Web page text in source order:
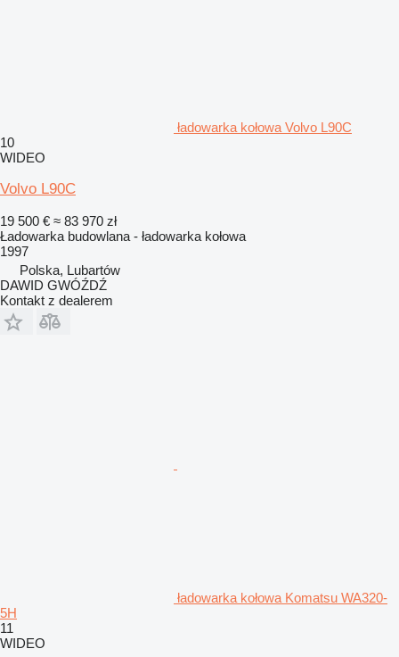
ładowarka kołowa Volvo L90C
10
WIDEO
Volvo L90C
19 500 € ≈ 83 970 zł
Ładowarka budowlana - ładowarka kołowa
1997
Polska, Lubartów
DAWID GWÓŹDŹ
Kontakt z dealerem
ładowarka kołowa Komatsu WA320-
5H
11
WIDEO